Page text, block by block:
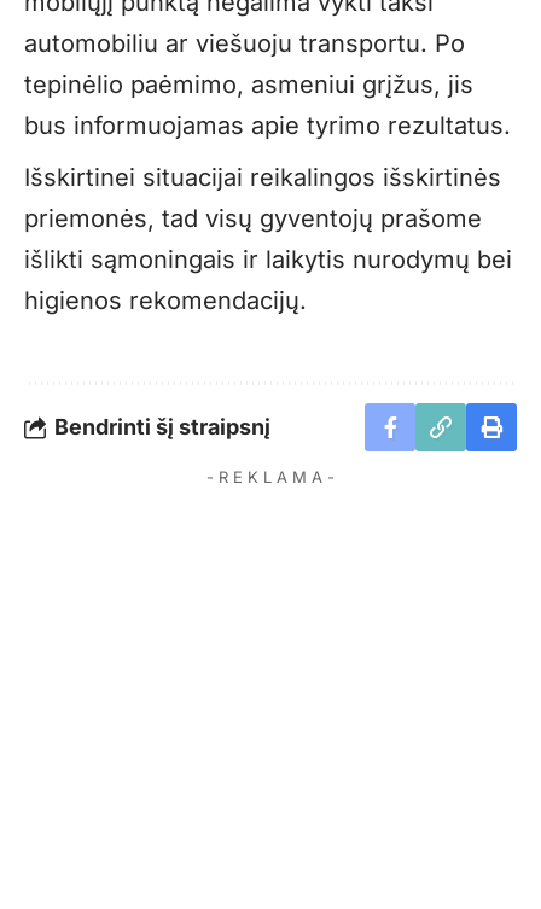
automobiliu ar viešuoju transportu. Po
tepinėlio paėmimo, asmeniui grįžus, jis
bus informuojamas apie tyrimo rezultatus.
Išskirtinei situacijai reikalingos išskirtinės
priemonės, tad visų gyventojų prašome
išlikti sąmoningais ir laikytis nurodymų bei
higienos rekomendacijų.
Bendrinti šį straipsnį
- R E K L A M A -